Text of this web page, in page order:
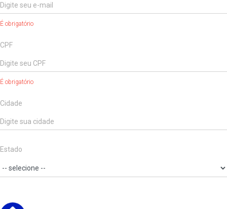
É obrigatório
CPF
É obrigatório
Cidade
Estado